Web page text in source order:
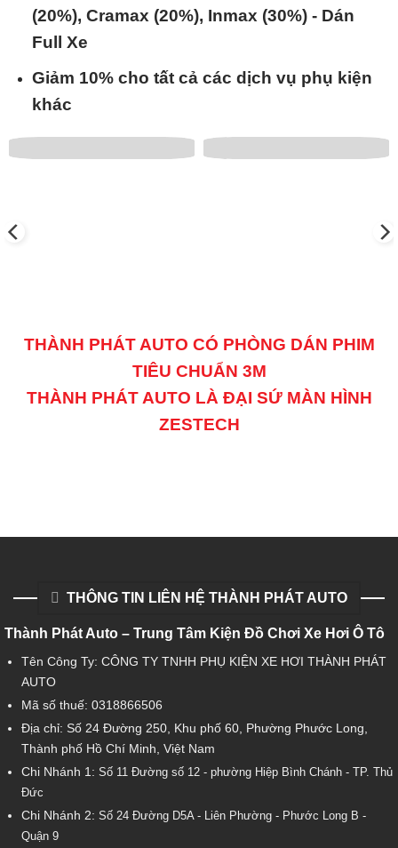
(20%), Cramax (20%), Inmax (30%) - Dán
Full Xe
Giảm 10% cho tất cả các dịch vụ phụ kiện
khác
THÀNH PHÁT AUTO CÓ PHÒNG DÁN PHIM
TIÊU CHUẨN 3M
THÀNH PHÁT AUTO LÀ ĐẠI SỨ MÀN HÌNH
ZESTECH
THÔNG TIN LIÊN HỆ THÀNH PHÁT AUTO
Thành Phát Auto – Trung Tâm Kiện Đồ Chơi Xe Hơi Ô Tô
Tên Công Ty: CÔNG TY TNHH PHỤ KIỆN XE HƠI THÀNH PHÁT
AUTO
Mã số thuế: 0318866506
Địa chỉ: Số 24 Đường 250, Khu phố 60, Phường Phước Long,
Thành phố Hồ Chí Minh, Việt Nam
Chi Nhánh 1: Số 11 Đường số 12 - phường Hiệp Bình Chánh - TP. Thủ
Đức
Chi Nhánh 2: Số 24 Đường D5A - Liên Phường - Phước Long B -
Quận 9